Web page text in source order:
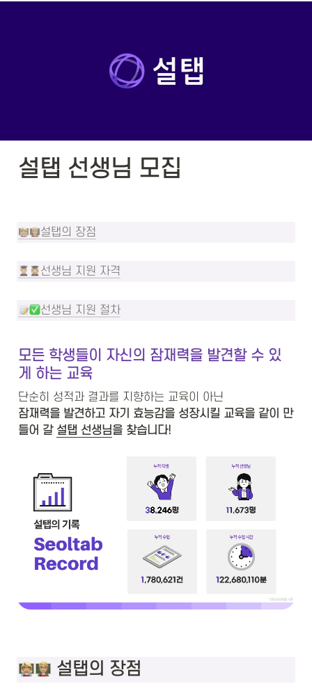
설탭 선생님 모집
설탭의 장점
선생님 지원 자격
선생님 지원 절차
모든 학생들이 자신의 잠재력을 발견할 수 있
게 하는 교육
잠재력을 발견하고 자기 효능감을 성장시킬 교육을 같이 만
들어 갈 설탭 선생님을 찾습니다!
설탭의 장점